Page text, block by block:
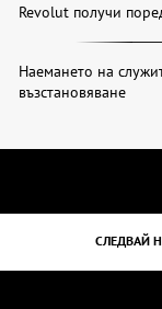
Revolut получи
Наемането на
възстановяване
СЛЕДВАЙ